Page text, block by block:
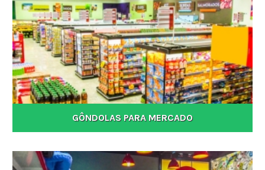
GÔNDOLAS PARA MERCADO